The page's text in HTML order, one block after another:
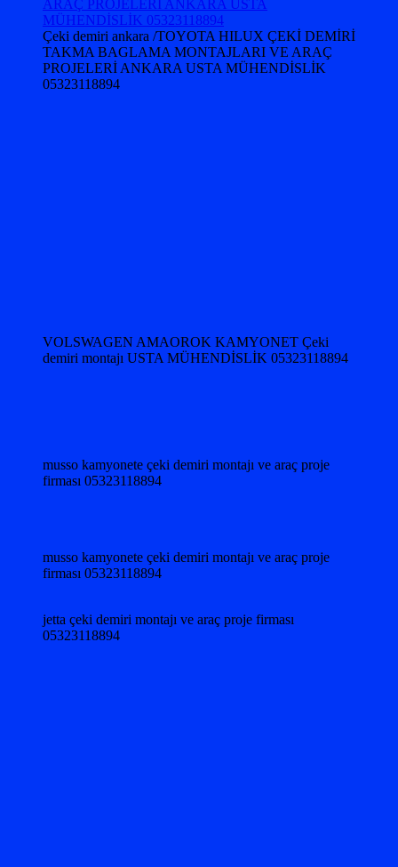
Çeki demiri ankara /TOYOTA HILUX ÇEKİ DEMİRİ
TAKMA BAGLAMA MONTAJLARI VE ARAÇ
PROJELERİ ANKARA USTA MÜHENDİSLİK
05323118894
VOLSWAGEN AMAOROK KAMYONET Çeki
demiri montajı USTA MÜHENDİSLİK 05323118894
musso kamyonete çeki demiri montajı ve araç proje
firması 05323118894
musso kamyonete çeki demiri montajı ve araç proje
firması 05323118894
jetta çeki demiri montajı ve araç proje firması
05323118894